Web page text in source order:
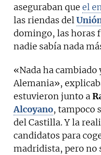
aseguraban que el
las riendas del
domingo, las horas
nadie sabía nada
«Nada ha cambiado
Alemania»,
estuvieron junto a
Alcoyano, tampoco
del Castilla. Y la
candidatos para
madridista, pero no